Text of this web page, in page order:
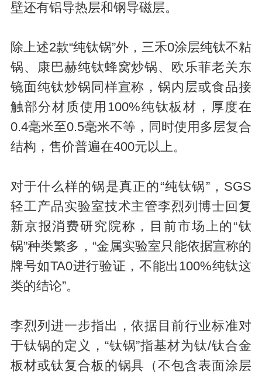
壁还有铝导热层和钢导磁层。
除上述2款“纯钛锅”外，三禾0涂层纯钛不粘
锅、康巴赫纯钛蜂窝炒锅、欧乐菲老关东
镜面纯钛炒锅同样宣称，锅内层或食品接
触部分材质使用100%纯钛板材，厚度在
0.4毫米至0.5毫米不等，同时使用多层复合
结构，售价普遍在400元以上。
对于什么样的锅是真正的“纯钛锅”，SGS
轻工产品实验室技术主管李烈列博士回复
新京报消费研究院称，目前市场上的“钛
锅”种类繁多，“金属实验室只能依据宣称的
牌号如TA0进行验证，不能出100%纯钛这
类的结论”。
李烈列进一步指出，依据目前行业标准对
于钛锅的定义，“钛锅”指基材为钛/钛合金
板材或钛复合板的锅具（不包含表面涂层